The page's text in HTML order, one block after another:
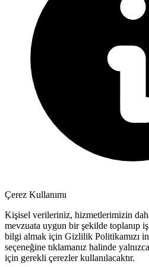
Çerez Kullanımı
Kişisel verileriniz, hizmetlerimizin
mevzuata uygun bir şekilde toplanıp
bilgi almak için Gizlilik Politikamızı
seçeneğine tıklamanız halinde
için gerekli çerezler kullanılacaktır.